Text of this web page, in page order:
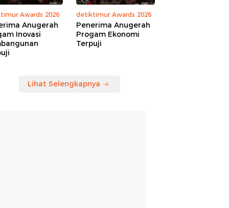
Awards 2026
Anugerah
Inovasi
detiktimur Awards 2026
Penerima Anugerah
Progam Ekonomi
Terpuji
Lihat Selengkapnya